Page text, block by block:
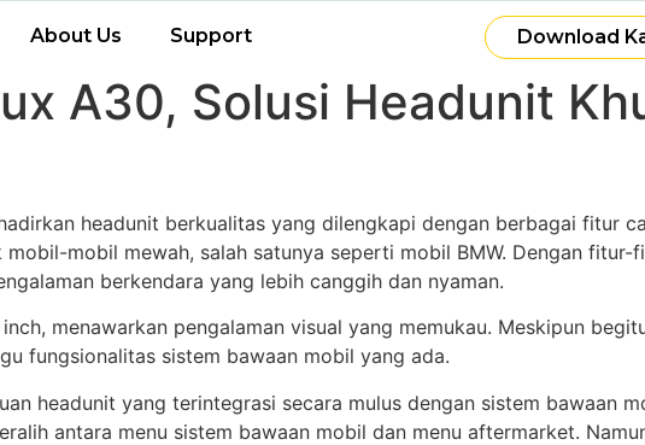
About Us Support Download
A30, Solusi Headunit
headunit berkualitas yang dilengkapi dengan berbagai fitur
mobil mewah, salah satunya seperti mobil BMW. Dengan fitur-
berkendara yang lebih canggih dan nyaman.
menawarkan pengalaman visual yang memukau. Meskipun
fungsionalitas sistem bawaan mobil yang ada.
headunit yang terintegrasi secara mulus dengan sistem bawaan
antara menu sistem bawaan mobil dan menu aftermarket.